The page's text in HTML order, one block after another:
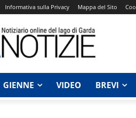
Informativa sulla Privacy Mappa del Sito
GIENNE VIDEO BREVI